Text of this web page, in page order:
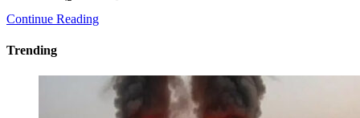
Continue Reading
Trending